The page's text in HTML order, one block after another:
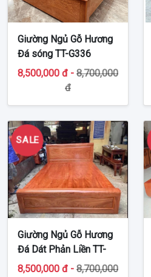
Giường Ngủ Gỗ Hương
Đá sóng TT-G336
8,500,000 đ - 8,700,000
đ
SALE
Giường Ngủ Gỗ Hương
Đá Dát Phản Liền TT-
G19
8,500,000 đ - 8,700,000